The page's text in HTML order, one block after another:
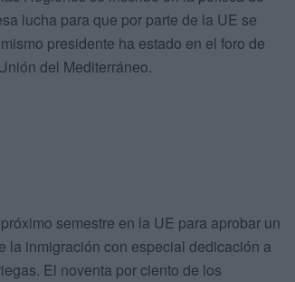
lucha para que por parte de la UE se
presidente ha estado en el foro de
del Mediterráneo.
semestre en la UE para aprobar un
la inmigración con especial dedicación a
El noventa por ciento de los